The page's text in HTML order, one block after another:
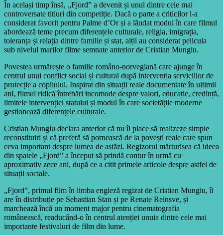
În același timp însă, „Fjord” a devenit și unul dintre cele mai
controversate titluri din competiție. Dacă o parte a criticilor l-a
considerat favorit pentru Palme d’Or și a lăudat modul în care filmul
abordează teme precum diferențele culturale, religia, imigrația,
toleranța și relația dintre familie și stat, alții au considerat pelicula
sub nivelul marilor filme semnate anterior de Cristian Mungiu.
Povestea urmărește o familie româno-norvegiană care ajunge în
centrul unui conflict social și cultural după intervenția serviciilor de
protecție a copilului. Inspirat din situații reale documentate în ultimii
ani, filmul ridică întrebări incomode despre valori, educație, credință,
limitele intervenției statului și modul în care societățile moderne
gestionează diferențele culturale.
Cristian Mungiu declara anterior că nu îi place să realizeze simple
reconstituiri și că preferă să pornească de la povești reale care spun
ceva important despre lumea de astăzi. Regizorul mărturisea că ideea
din spatele „Fjord” a început să prindă contur în urmă cu
aproximativ zece ani, după ce a citit primele articole despre astfel de
situații sociale.
„Fjord”, primul film în limba engleză regizat de Cristian Mungiu, îi
are în distribuție pe Sebastian Stan și pe Renate Reinsve, și
marchează încă un moment major pentru cinematografia
românească, readucând-o în centrul atenției unuia dintre cele mai
importante festivaluri de film din lume.